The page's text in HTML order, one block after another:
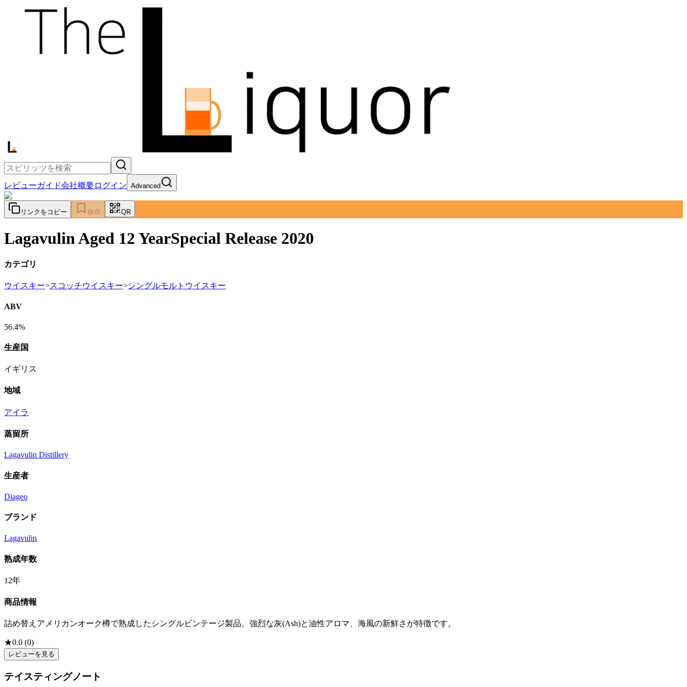
レビューガイド会社概要ログイン Advanced
リンクをコピー 保存 QR
Lagavulin Aged 12 YearSpecial Release 2020
カテゴリ
ウイスキー>スコッチウイスキー>シングルモルトウイスキー
ABV
56.4%
生産国
イギリス
地域
アイラ
蒸留所
Lagavulin Distillery
生産者
Diageo
ブランド
Lagavulin
熟成年数
12年
商品情報
詰め替えアメリカンオーク樽で熟成したシングルビンテージ製品。強烈な灰(Ash)と油性アロマ、海風の新鮮さが特徴です。
★0.0 (0)
レビューを見る
テイスティングノート